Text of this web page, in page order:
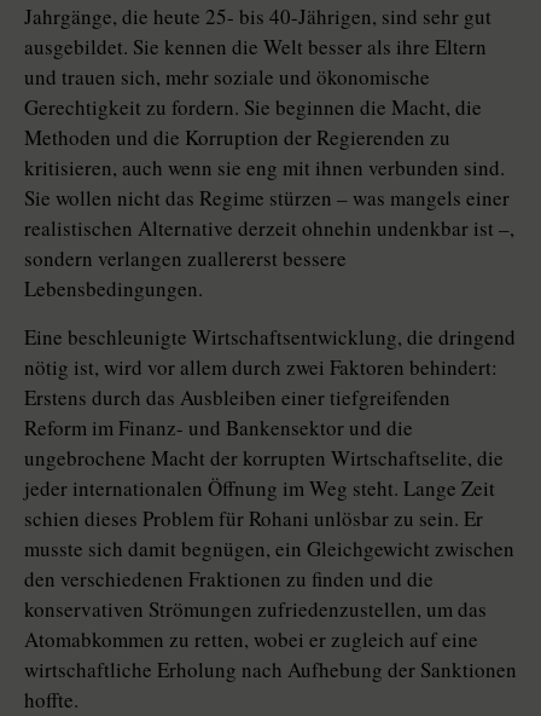
Jahrgänge, die heute 25- bis 40-Jährigen, sind sehr gut
ausgebildet. Sie kennen die Welt besser als ihre Eltern
und trauen sich, mehr soziale und ökonomische
Gerechtigkeit zu fordern. Sie beginnen die Macht, die
Methoden und die Korruption der Regierenden zu
kritisieren, auch wenn sie eng mit ihnen verbunden sind.
Sie wollen nicht das Regime stürzen – was mangels einer
realistischen Alternative derzeit ohnehin undenkbar ist –,
sondern verlangen zuallererst bessere
Lebensbedingungen.
Eine beschleunigte Wirtschaftsentwicklung, die dringend
nötig ist, wird vor allem durch zwei Faktoren behindert:
Erstens durch das Ausbleiben einer tiefgreifenden
Reform im Finanz- und Bankensektor und die
ungebrochene Macht der korrupten Wirtschaftselite, die
jeder internatio­nalen Öffnung im Weg steht. Lange Zeit
schien dieses Problem für Rohani unlösbar zu sein. Er
musste sich damit begnügen, ein Gleichgewicht zwischen
den verschiedenen Fraktionen zu finden und die
konservativen Strömungen zufriedenzustellen, um das
Atomabkommen zu retten, wobei er zugleich auf eine
wirtschaftliche Erholung nach Aufhebung der Sanktionen
hoffte.